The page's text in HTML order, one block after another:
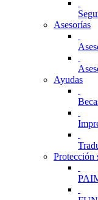
Asesorías
Ayudas
Protección